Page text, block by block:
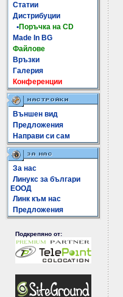
Статии
Дистрибуции
•Поръчка на CD
Made In BG
Файлове
Връзки
Галерия
Конференции
Външен вид
Предложения
Направи си сам
За нас
Линукс за българи
ЕООД
Линк към нас
Предложения
Подкрепяно от: